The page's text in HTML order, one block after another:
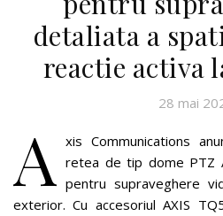
detaliata a
reactie activa
28 mai
A xis Communications
retea de tip dome PTZ
pentru supraveghere
exterior. Cu accesoriul AXIS